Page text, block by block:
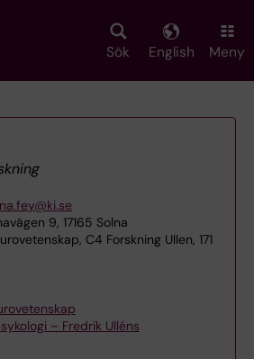
Sök English Meny
9, 17165 Solna
C4 Forskning Ullen, 171
– Fredrik Ulléns